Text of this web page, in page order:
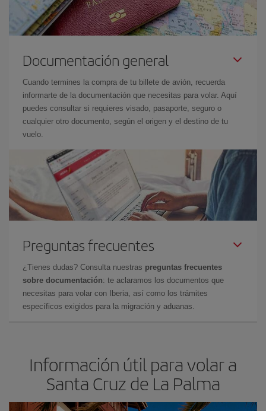
Documentación general
Cuando termines la compra de tu billete de avión, recuerda
informarte de la documentación que necesitas para volar. Aquí
puedes consultar si requieres visado, pasaporte, seguro o
cualquier otro documento, según el origen y el destino de tu
vuelo.
Preguntas frecuentes
¿Tienes dudas? Consulta nuestras preguntas frecuentes
sobre documentación: te aclaramos los documentos que
necesitas para volar con Iberia, así como los trámites
específicos exigidos para la migración y aduanas.
Información útil para volar a
Santa Cruz de La Palma